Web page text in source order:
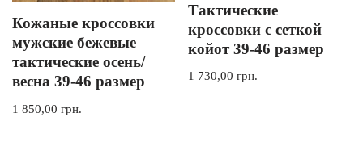
Кожаные кроссовки
мужские бежевые
тактические осень/
весна 39-46 размер
1 850,00 грн.
Тактические
кроссовки с сеткой
койот 39-46 размер
1 730,00грн.